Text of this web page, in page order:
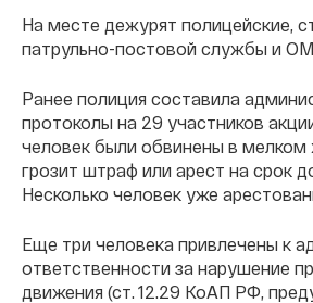
На месте дежурят полицейские,
патрульно-постовой службы и
Ранее полиция составила
протоколы на 29 участников
человек были обвинены в мелком
грозит штраф или арест на срок
Несколько человек уже
Еще три человека привлечены к
ответственности за нарушение
движения (ст. 12.29 КоАП РФ,